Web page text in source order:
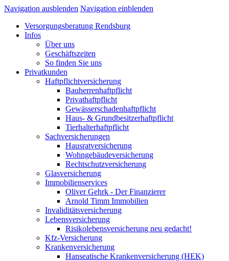
Navigation ausblenden Navigation einblenden
Versorgungsberatung Rendsburg
Infos
Über uns
Geschäftszeiten
So finden Sie uns
Privatkunden
Haftpflichtversicherung
Bauherrenhaftpflicht
Privathaftpflicht
Gewässerschadenhaftpflicht
Haus- & Grundbesitzerhaftpflicht
Tierhalterhaftpflicht
Sachversicherungen
Hausratversicherung
Wohngebäudeversicherung
Rechtschutzversicherung
Glasversicherung
Immobilienservices
Oliver Gehrk - Der Finanzierer
Arnold Timm Immobilien
Invaliditätsversicherung
Lebensversicherung
Risikolebensversicherung neu gedacht!
Kfz-Versicherung
Krankenversicherung
Hanseatische Krankenversicherung (HEK)